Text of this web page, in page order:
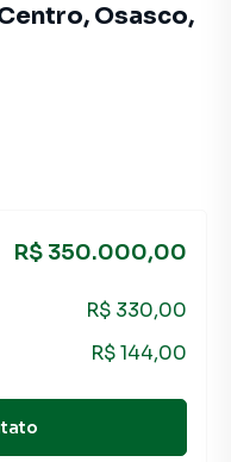
Osasco,
R$ 350.000,00
R$ 330,00
R$ 144,00